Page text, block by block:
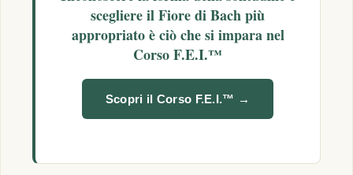
scegliere il Fiore di Bach più
appropriato è ciò che si impara nel
Corso F.E.I.™
Scopri il Corso F.E.I.™ →